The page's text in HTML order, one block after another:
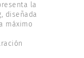
la
diseñada
máximo